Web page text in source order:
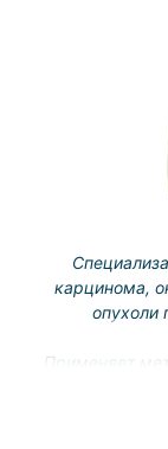
карцинома,
опухоли
Применяет
терапия,